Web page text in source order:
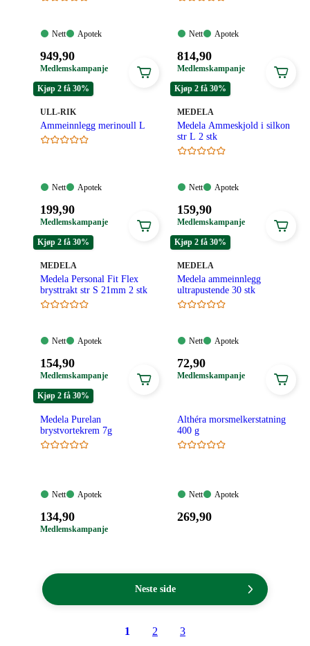
Nett:
Nett
Apotek:
Apotek
Pris:
949,90
kroner.
949,90
Medlemskampanje
Nett:
Nett
Apotek:
Apotek
Pris:
814,90
kroner.
814,90
Medlemskampanje
Kjøp 2 få 30%
MERKE:
ULL-RIK
Ammeinnlegg merinoull L
Nett:
Nett
Apotek:
Apotek
Pris:
199,90
kroner.
199,90
Medlemskampanje
Kjøp 2 få 30%
MERKE:
MEDELA
Medela Ammeskjold i silkon
str L 2 stk
Nett:
Nett
Apotek:
Apotek
Pris:
159,90
kroner.
159,90
Medlemskampanje
Kjøp 2 få 30%
MERKE:
MEDELA
Medela Personal Fit Flex
brysttrakt str S 21mm 2 stk
Nett:
Nett
Apotek:
Apotek
Pris:
154,90
kroner.
154,90
Medlemskampanje
Kjøp 2 få 30%
MERKE:
MEDELA
Medela ammeinnlegg
ultrapustende 30 stk
Nett:
Nett
Apotek:
Apotek
Pris:
72,90
72,90
Medlemskampanje
Kjøp 2 få 30%
Medela Purelan
brystvortekrem 7g
Nett:
Nett
Apotek:
Apotek
Pris:
134,90
134,90
Medlemskampanje
Althéra morsmelkerstatning
400 g
Nett:
Nett
Apotek:
Apotek
Pris:
269,90
Neste side
1 2 3